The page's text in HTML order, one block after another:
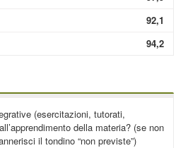
92,1
94,2
(esercitazioni, tutorati,
della materia? (se non
il tondino “non previste”)